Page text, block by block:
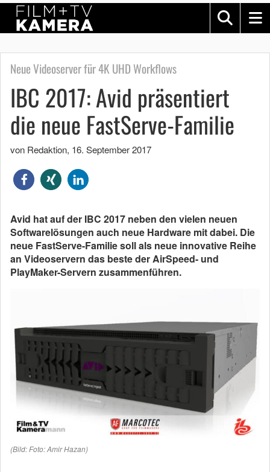
Neue Videoserver für 4K UHD Workflows
IBC 2017: Avid präsentiert
die neue FastServe-Familie
von Redaktion, 16. September 2017
Avid hat auf der IBC 2017 neben den vielen neuen
Softwarelösungen auch neue Hardware mit dabei. Die
neue FastServe-Familie soll als neue innovative Reihe
an Videoservern das beste der AirSpeed- und
PlayMaker-Servern zusammenführen.
(Bild: Foto: Amir Hazan)